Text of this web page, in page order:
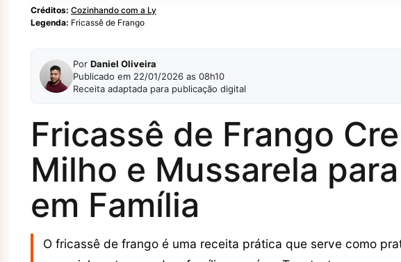
Créditos: Cozinhando com a Ly
Legenda: Fricassê de Frango
Por Daniel Oliveira
Publicado em 22/01/2026 as 08h10
Receita adaptada para publicação digital
Fricassê de Frango
Milho e Mussarela
em Família
O fricassê de frango é uma receita prática que serve como